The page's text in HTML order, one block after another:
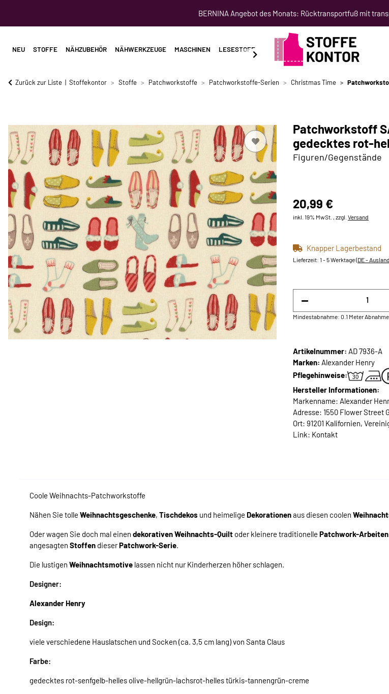
BERNINA Angebot des Monats: Rücktransportfuß mit
NEU STOFFE NÄHZUBEHÖR NÄHWERKZEUGE MASCHINEN LESESTOFF SCHNITTMUSTER NÄHKURSE
Zurück zur Liste Stoffekontor Stoffe Patchworkstoffe Patchworkstoffe-Serien Christmas Time
Patchworkstoff
gedecktes rot-
Figuren/Gegenstände
20,99 €
inkl. 19% MwSt. , zzgl. Versand
Knapper Lagerbestand
Lieferzeit: 1 - 5 Werktage(DE -
Mindestabnahme: 0.1 Meter
Artikelnummer: AD 7936-A
Marken: Alexander Henry
Pflegehinweise:
Hersteller Informationen:
Markenname: Alexander
Adresse: 1550 Flower Street
Ort: 91201 Kalifornien,
Link: Kontakt
Coole Weihnachts-Patchworkstoffe
Nähen Sie tolle Weihnachtsgeschenke, Tischdekos und heimelige Dekorationenaus diesen coolen
Oder wagen Sie doch mal einen dekorativen Weihnachts-Quilt oder kleinere traditionelle Patchwork-Arbeiten
angesagten Stoffen dieserPatchwork-Serie.
Die lustigen Weihnachtsmotive lassen nicht nur Kinderherzen höher schlagen.
Designer:
Alexander Henry
Design:
viele verschiedene Hauslatschen und Socken (ca. 3,5 cm lang) von Santa Claus
Farbe:
gedecktes rot-senfgelb-helles olive-hellgrün-lachsrot-helles türkis-tannengrün-creme